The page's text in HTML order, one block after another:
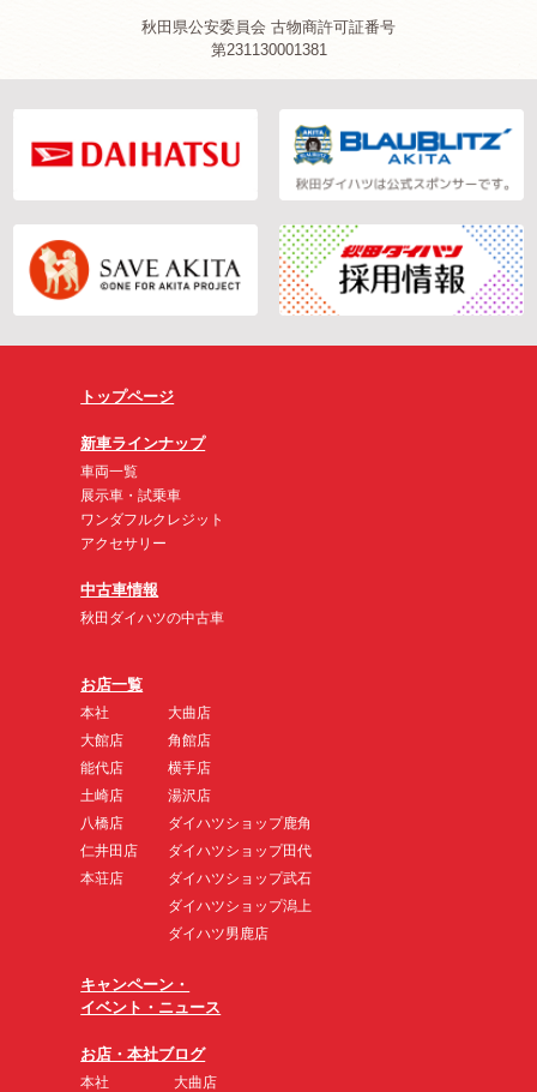
秋田県公安委員会 古物商許可証番号
第231130001381
トップページ
新車ラインナップ
車両一覧
展示車・試乗車
ワンダフルクレジット
アクセサリー
中古車情報
秋田ダイハツの中古車
お店一覧
本社
大館店
能代店
土崎店
八橋店
仁井田店
本荘店
大曲店
角館店
横手店
湯沢店
ダイハツショップ鹿角
ダイハツショップ田代
ダイハツショップ武石
ダイハツショップ潟上
ダイハツ男鹿店
キャンペーン・
イベント・ニュース
お店・本社ブログ
本社
大曲店